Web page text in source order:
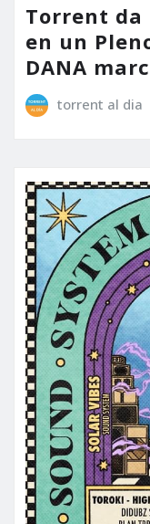
Torrent da
en un
DANA
torrent al dia